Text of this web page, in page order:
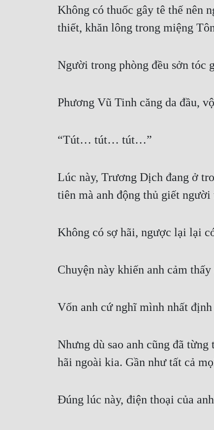
Không có thuốc gây tê thế nên
thiết, khăn lông trong miệng
Người trong phòng đều sởn tóc
Phương Vũ Tinh căng da đầu,
“Tút… tút… tút…”
Lúc này, Trương Dịch đang ở
tiên mà anh động thủ giết
Không có sợ hãi, ngược lại lại
Chuyện này khiến anh cảm
Vốn anh cứ nghĩ mình nhất
Nhưng dù sao anh cũng đã
hãi ngoài kia. Gần như tất cả
Đúng lúc này, điện thoại của